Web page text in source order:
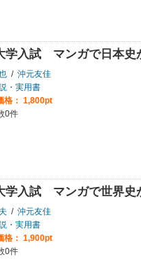
入試 マンガで日本史
/ 沖元友佳
・実用書
格： 1,800pt
0件
入試 マンガで世界史
/ 沖元友佳
・実用書
格： 1,900pt
0件